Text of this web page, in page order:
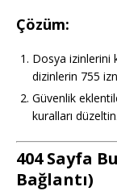
Çözüm:
Dosya izinlerini
dizinlerin 755
Güvenlik
kuralları düzeltin.
404 Sayfa
Bağlantı)